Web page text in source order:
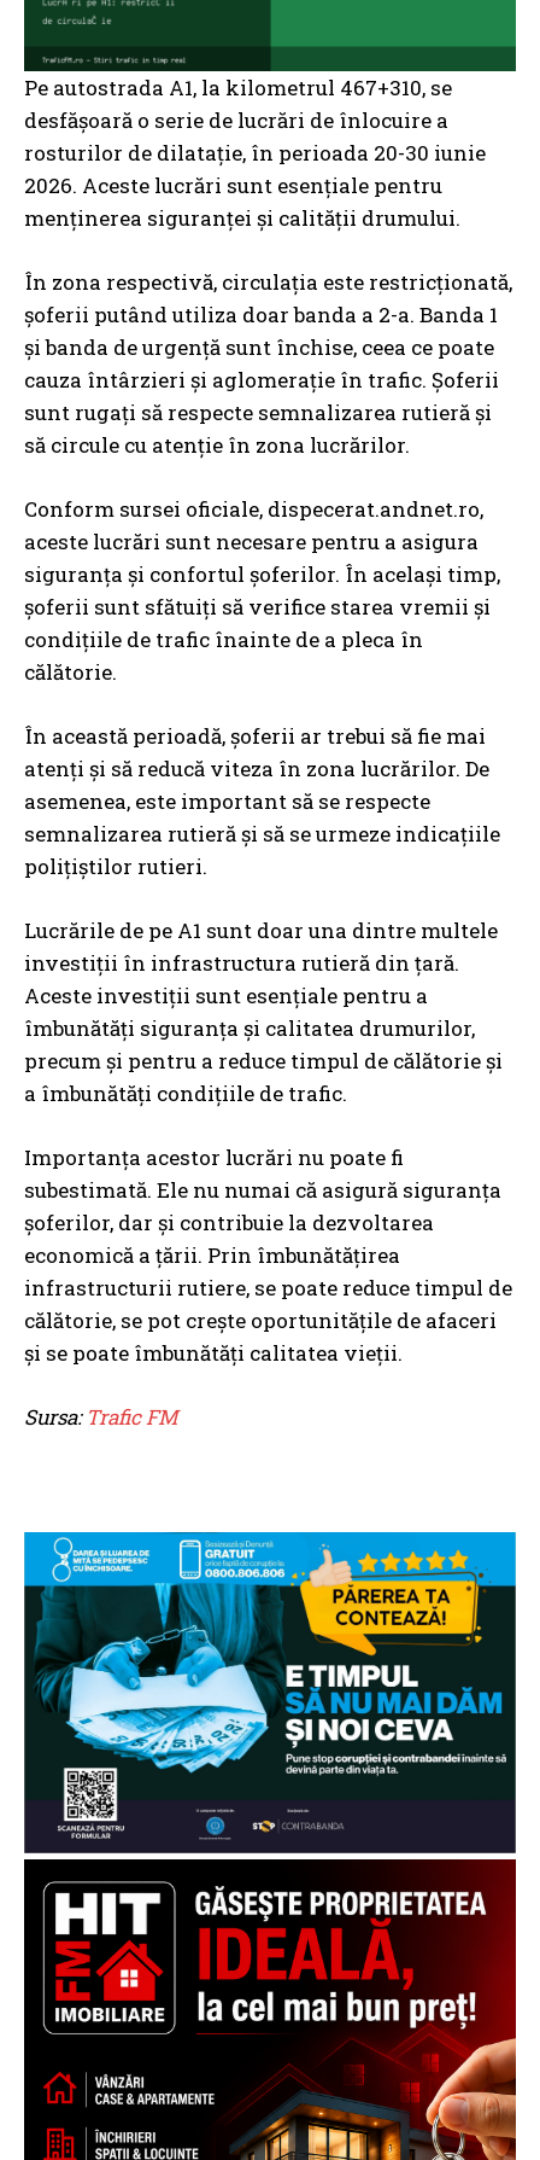
Pe autostrada A1, la kilometrul 467+310, se
desfășoară o serie de lucrări de înlocuire a
rosturilor de dilatație, în perioada 20-30 iunie
2026. Aceste lucrări sunt esențiale pentru
menținerea siguranței și calității drumului.
În zona respectivă, circulația este restricționată,
șoferii putând utiliza doar banda a 2-a. Banda 1
și banda de urgență sunt închise, ceea ce poate
cauza întârzieri și aglomerație în trafic. Șoferii
sunt rugați să respecte semnalizarea rutieră și
să circule cu atenție în zona lucrărilor.
Conform sursei oficiale, dispecerat.andnet.ro,
aceste lucrări sunt necesare pentru a asigura
siguranța și confortul șoferilor. În același timp,
șoferii sunt sfătuiți să verifice starea vremii și
condițiile de trafic înainte de a pleca în
călătorie.
În această perioadă, șoferii ar trebui să fie mai
atenți și să reducă viteza în zona lucrărilor. De
asemenea, este important să se respecte
semnalizarea rutieră și să se urmeze indicațiile
polițiștilor rutieri.
Lucrările de pe A1 sunt doar una dintre multele
investiții în infrastructura rutieră din țară.
Aceste investiții sunt esențiale pentru a
îmbunătăți siguranța și calitatea drumurilor,
precum și pentru a reduce timpul de călătorie și
a îmbunătăți condițiile de trafic.
Importanța acestor lucrări nu poate fi
subestimată. Ele nu numai că asigură siguranța
șoferilor, dar și contribuie la dezvoltarea
economică a țării. Prin îmbunătățirea
infrastructurii rutiere, se poate reduce timpul de
călătorie, se pot crește oportunitățile de afaceri
și se poate îmbunătăți calitatea vieții.
Sursa: Trafic FM